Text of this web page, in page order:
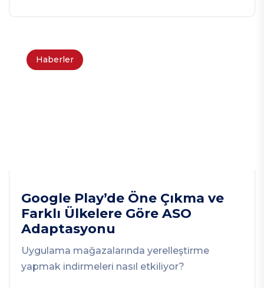
Haberler
Google Play’de Öne Çıkma ve
Farklı Ülkelere Göre ASO
Adaptasyonu
Uygulama mağazalarında yerelleştirme
yapmak indirmeleri nasıl etkiliyor?